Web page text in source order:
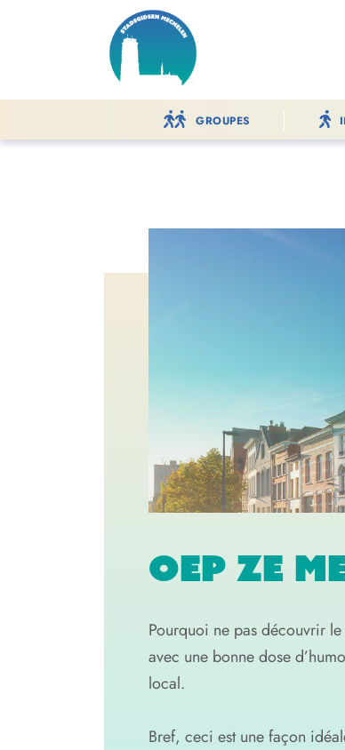
GROUPES
OEP ZE
Pourquoi ne pas découvrir
avec une bonne dose
local.
Bref, ceci est une façon